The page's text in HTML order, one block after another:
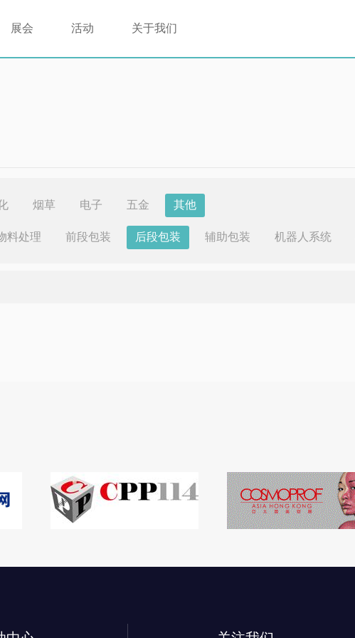
展会 活动 关于我们
烟草 电子 五金 其他
料处理 前段包装 后段包装 辅助包装 机器人系统